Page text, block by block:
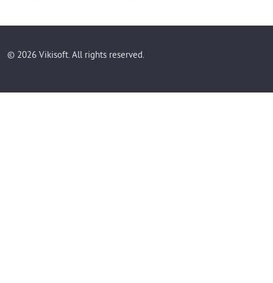
© 2026 Vikisoft. All rights reserved.